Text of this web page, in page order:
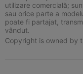
utilizare comercială;
sau orice parte a
poate fi partajat,
vândut.
Copyright is owned by